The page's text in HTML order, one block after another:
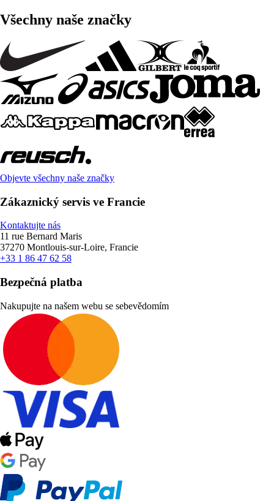
Všechny naše značky
Objevte všechny naše značky
Zákaznický servis ve Francie
Kontaktujte nás
11 rue Bernard Maris
37270 Montlouis-sur-Loire, Francie
+33 1 86 47 62 58
Bezpečná platba
Nakupujte na našem webu se sebevědomím